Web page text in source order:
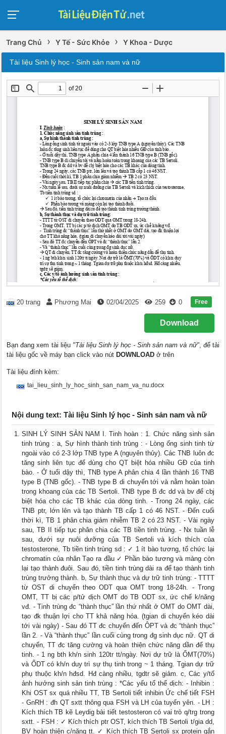
Trang Chủ › Y Tế - Sức Khỏe › Y Khoa - Dược
Tài liệu Sinh lý học - Sinh sản nam và nữ
20 trang Phương Mai 02/04/2025 259 0 Free
Download
Bạn đang xem tài liệu "Tài liệu Sinh lý học - Sinh sản nam và nữ", để tải
tài liệu gốc về máy bạn click vào nút DOWNLOAD ở trên
Tài liệu đính kèm:
tai_lieu_sinh_ly_hoc_sinh_san_nam_va_nu.docx
Nội dung text: Tài liệu Sinh lý học - Sinh sản nam và nữ
SINH LÝ SINH SẢN NAM I. Tinh hoàn : 1. Chức năng sinh sản
tinh trùng : a, Sự hình thành tinh trùng : - Lòng ống sinh tinh từ
ngoài vào có 2-3 lớp TNB type A (nguyên thủy). Các TNB luôn đc
tăng sinh liên tục để dùng cho QT biệt hóa nhiều GĐ của tinh
bào. - Ở tuổi dậy thì, TNB type A phân chia 4 lần thành 16 TNB
type B (TNB gốc). - TNB type B di chuyển tới và nằm hoàn toàn
trong khoang của các TB Sertoli. TNB type B đc dd và bv để cbj
biệt hóa cho các TB khác của dòng tinh. - Trong 24 ngày, các
TNB ptr, lớn lên và tạo thành TB cấp 1 có 46 NST. - Đến cuối
thời kì, TB 1 phân chia giảm nhiễm TB 2 có 23 NST. - Vài ngày
sau, TB II tiếp tục phân chia các TB tiền tinh trùng. - Nx tuần lễ
sau, dưới sự nuôi dưỡng của TB Sertoli và kích thích của
testosterone, Tb tiền tinh trùng sd : ✓ 1 ít bào tương, tổ chức lại
chromatin của nhân Tạo ra đầu ✓ Phần bào tương và màng còn
lại tạo thành đuôi. Sau đó, tiền tinh trùng dài ra để tạo thành tinh
trùng trưởng thành. b, Sự thành thục và dự trữ tinh trùng: - TTTT
từ OST di chuyển theo ODT qua OMT trong 18-24h. - Trong
OMT, TT bị các p/tử dịch OMT do TB ODT sx, ức chế k/năng
vđ. - Tinh trùng đc “thành thục” lần thứ nhất ở OMT do OMT dài,
tạo đk thuận lợi cho TT khả năng hóa. (tgian di chuyển kéo dài
tới vài ngày) - Sau đó TT đc chuyển đến ÔPT và đc “thành thục”
lần 2. - Và “thành thục” lần cuối cùng trong đg sinh dục nữ. QT di
chuyển, TT đc tăng cường và hoàn thiện chức năng dần để thụ
tinh. - 1 ng bth kh/n sinh 120tr tt/ngày. Nơi dự trữ là ỐMT(70%)
và ỐDT có kh/n duy trì sự thụ tinh trong ~ 1 tháng. Tgian dự trữ
phụ thuộc kh/n hđsd. Hđ càng nhiều, tgdtr sẽ giảm. c, Các y/tố
ảnh hưởng sinh sản tinh trùng : *Các yếu tố thể dịch: - Inhibin :
Khi OST sx quá nhiều TT, TB Sertoli tiết inhibin Ức chế tiết FSH
- GnRH : đh QT sxtt thông qua FSH và LH của tuyến yên. - LH :
Kích thích TB kẽ Leydig bài tiết testosteron có vai trò q/trg trong
sxtt. - FSH : ✓ Kích thích ptr OST, kích thích TB Sertoli t/gia dd,
BV hoàn thiện c/năng tt. ✓ Kích thích TB Sertoli sx protein gắn